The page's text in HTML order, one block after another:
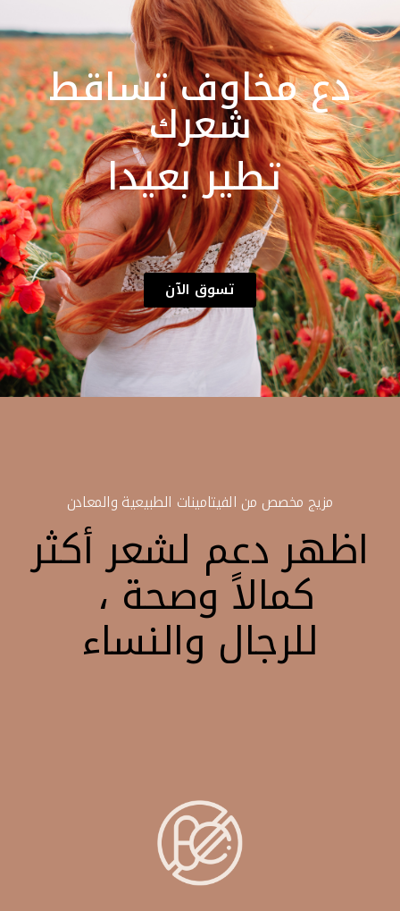
دع مخاوف تساقط
شعرك
تطير بعيدا
تسوق الآن
مزيج مخصص من الفيتامينات الطبيعية والمعادن
اظهر دعم لشعر أكثر
كمالاً وصحة ،
للرجال والنساء